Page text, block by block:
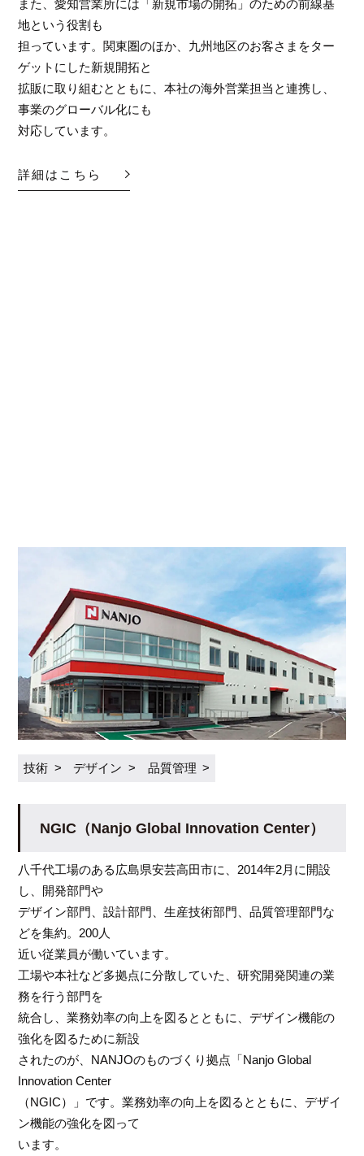
また、愛知営業所には「新規市場の開拓」のための前線基
地という役割も
担っています。関東圏のほか、九州地区のお客さまをター
ゲットにした新規開拓と
拡販に取り組むとともに、本社の海外営業担当と連携し、
事業のグローバル化にも
対応しています。
詳細はこちら
技術 デザイン 品質管理
NGIC（Nanjo Global Innovation Center）
八千代工場のある広島県安芸高田市に、2014年2月に開設
し、開発部門や
デザイン部門、設計部門、生産技術部門、品質管理部門な
どを集約。200人
近い従業員が働いています。
工場や本社など多拠点に分散していた、研究開発関連の業
務を行う部門を
統合し、業務効率の向上を図るとともに、デザイン機能の
強化を図るために新設
されたのが、NANJOのものづくり拠点「Nanjo Global
Innovation Center
（NGIC）」です。業務効率の向上を図るとともに、デザイ
ン機能の強化を図って
います。